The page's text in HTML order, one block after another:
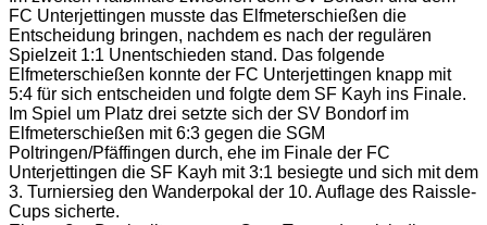
FC Unterjettingen musste das Elfmeterschießen die
Entscheidung bringen, nachdem es nach der regulären
Spielzeit 1:1 Unentschieden stand. Das folgende
Elfmeterschießen konnte der FC Unterjettingen knapp mit
5:4 für sich entscheiden und folgte dem SF Kayh ins Finale.
Im Spiel um Platz drei setzte sich der SV Bondorf im
Elfmeterschießen mit 6:3 gegen die SGM
Poltringen/Pfäffingen durch, ehe im Finale der FC
Unterjettingen die SF Kayh mit 3:1 besiegte und sich mit dem
3. Turniersieg den Wanderpokal der 10. Auflage des Raissle-
Cups sicherte.